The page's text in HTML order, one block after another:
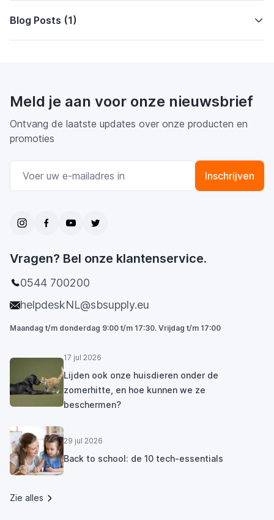
Blog Posts (1)
Meld je aan voor onze nieuwsbrief
Ontvang de laatste updates over onze producten en
promoties
Inschrijven
Vragen? Bel onze klantenservice.
0544 700200
helpdeskNL@sbsupply.eu
Maandag t/m donderdag 9:00 t/m 17:30. Vrijdag t/m 17:00
17 jul 2026
Lijden ook onze huisdieren onder de
zomerhitte, en hoe kunnen we ze
beschermen?
29 jul 2026
Back to school: de 10 tech-essentials
Zie alles